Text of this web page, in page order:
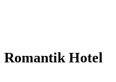
Romantik Hotel